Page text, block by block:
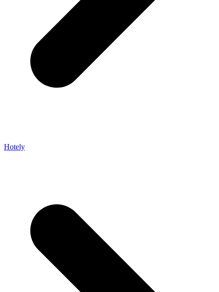
Hotely